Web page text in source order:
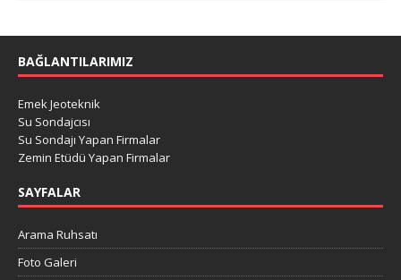
BAĞLANTILARIMIZ
Emek Jeoteknik
Su Sondajcısı
Su Sondajı Yapan Firmalar
Zemin Etüdü Yapan Firmalar
SAYFALAR
Arama Ruhsatı
Foto Galeri